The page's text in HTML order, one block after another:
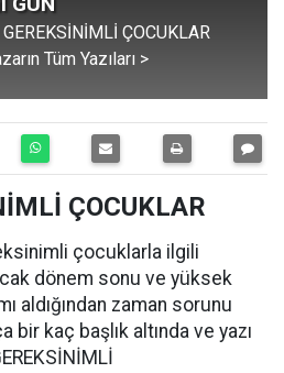
ÇOCUKLAR
Tüm Yazıları >
ÇOCUKLAR
çocuklarla ilgili
dönem sonu ve yüksek
aldığından zaman sorunu
bir kaç başlık altında ve yazı